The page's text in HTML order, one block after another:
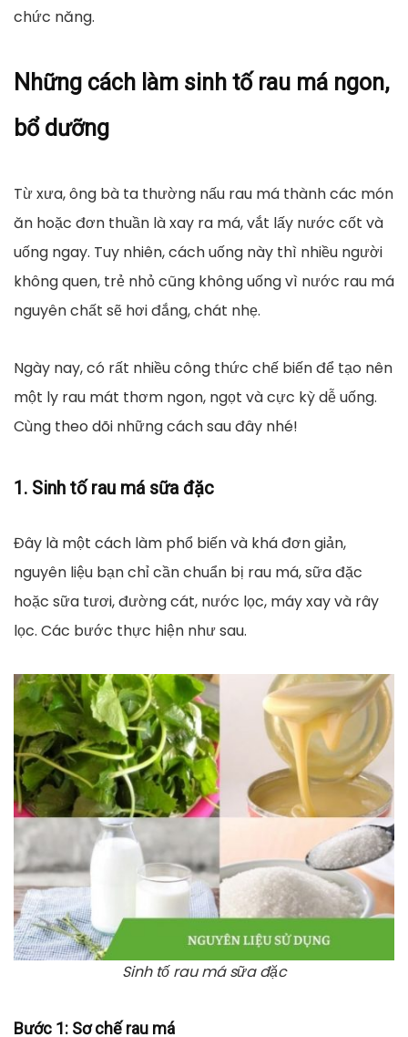
chức năng.
Những cách làm sinh tố rau má ngon,
bổ dưỡng
Từ xưa, ông bà ta thường nấu rau má thành các món
ăn hoặc đơn thuần là xay ra má, vắt lấy nước cốt và
uống ngay. Tuy nhiên, cách uống này thì nhiều người
không quen, trẻ nhỏ cũng không uống vì nước rau má
nguyên chất sẽ hơi đắng, chát nhẹ.
Ngày nay, có rất nhiều công thức chế biến để tạo nên
một ly rau mát thơm ngon, ngọt và cực kỳ dễ uống.
Cùng theo dõi những cách sau đây nhé!
1. Sinh tố rau má sữa đặc
Đây là một cách làm phổ biến và khá đơn giản,
nguyên liệu bạn chỉ cần chuẩn bị rau má, sữa đặc
hoặc sữa tươi, đường cát, nước lọc, máy xay và rây
lọc. Các bước thực hiện như sau.
Sinh tố rau má sữa đặc
Bước 1: Sơ chế rau má